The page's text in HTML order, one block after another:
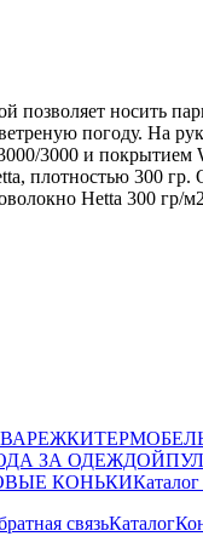
позволяет носить
погоду. На
3000 и покрытием
плотностью 300 гр.
Hetta 300 гр/м2
ЗА ОДЕЖДОЙ
КОНЬКИКаталог
связьКаталог